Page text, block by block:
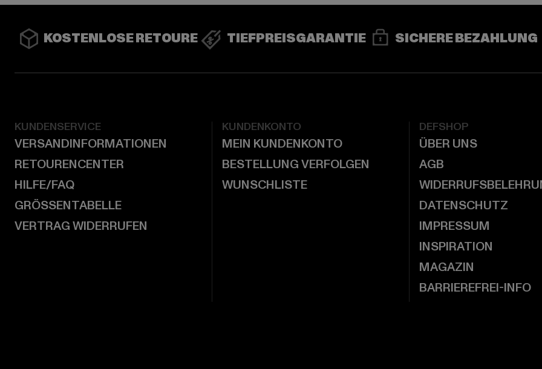
KOSTENLOSE RETOURE TIEFPREISGARANTIE SICHERE BEZAHLUNG
KUNDENSERVICE
VERSANDINFORMATIONEN
RETOURENCENTER
HILFE/FAQ
GRÖSSENTABELLE
VERTRAG WIDERRUFEN
KUNDENKONTO
MEIN KUNDENKONTO
BESTELLUNG VERFOLGEN
WUNSCHLISTE
DEFSHOP
ÜBER UNS
AGB
DATENSCHUTZ
IMPRESSUM
INSPIRATION
MAGAZIN
BARRIEREFREI-INFO